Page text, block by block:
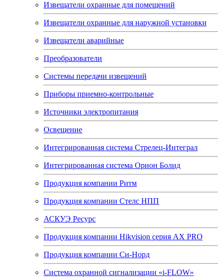
Извещатели охранные для помещений
Извещатели охранные для наружной установки
Извещатели аварийные
Преобразователи
Системы передачи извещений
Приборы приемно-контрольные
Источники электропитания
Освещение
Интегрированная система Стрелец-Интеграл
Интегрированная система Орион Болид
Продукция компании Ритм
Продукция компании Стелс НПП
АСКУЭ Ресурс
Продукция компании Hikvision серия AX PRO
Продукция компании Си-Норд
Система охранной сигнализации «i-FLOW»